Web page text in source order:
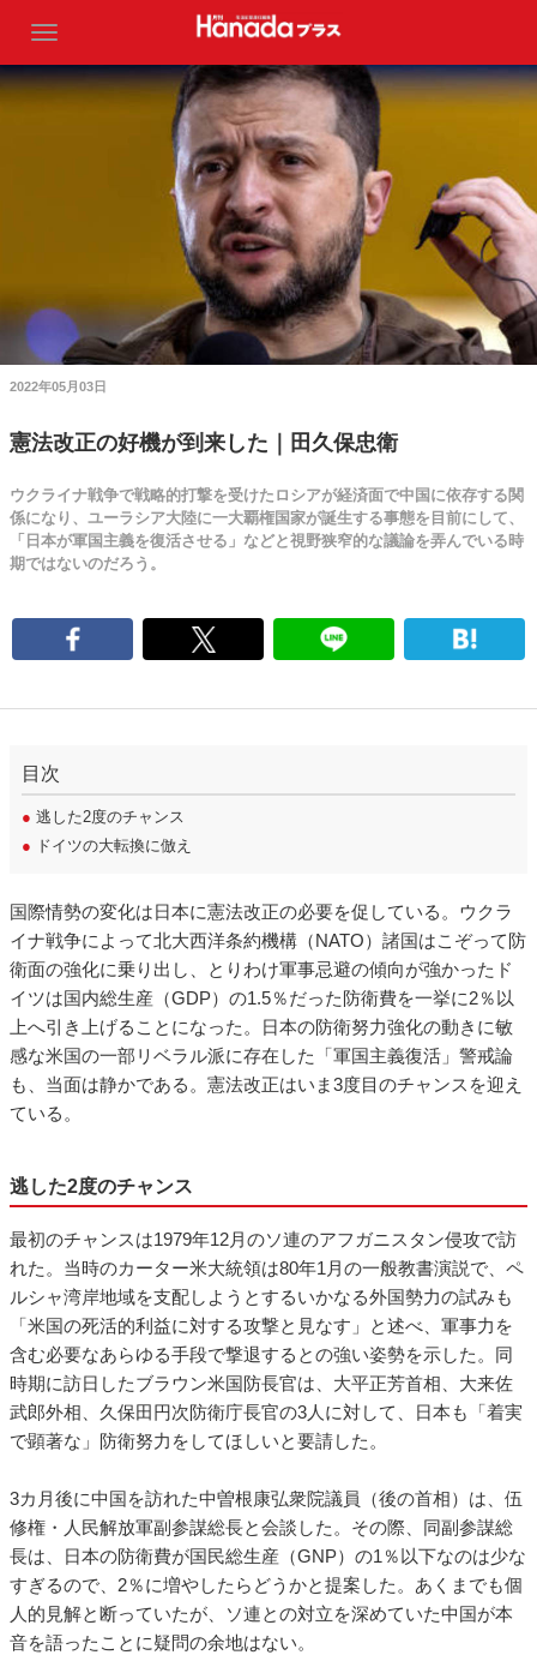
2022年05月03日
憲法改正の好機が到来した｜田久保忠衛
ウクライナ戦争で戦略的打撃を受けたロシアが経済面で中国に依存する関
係になり、ユーラシア大陸に一大覇権国家が誕生する事態を目前にして、
「日本が軍国主義を復活させる」などと視野狭窄的な議論を弄んでいる時
期ではないのだろう。
目次
● 逃した2度のチャンス
● ドイツの大転換に倣え
国際情勢の変化は日本に憲法改正の必要を促している。ウクラ
イナ戦争によって北大西洋条約機構（NATO）諸国はこぞって防
衛面の強化に乗り出し、とりわけ軍事忌避の傾向が強かったド
イツは国内総生産（GDP）の1.5％だった防衛費を一挙に2％以
上へ引き上げることになった。日本の防衛努力強化の動きに敏
感な米国の一部リベラル派に存在した「軍国主義復活」警戒論
も、当面は静かである。憲法改正はいま3度目のチャンスを迎え
ている。
逃した2度のチャンス
最初のチャンスは1979年12月のソ連のアフガニスタン侵攻で訪
れた。当時のカーター米大統領は80年1月の一般教書演説で、ペ
ルシャ湾岸地域を支配しようとするいかなる外国勢力の試みも
「米国の死活的利益に対する攻撃と見なす」と述べ、軍事力を
含む必要なあらゆる手段で撃退するとの強い姿勢を示した。同
時期に訪日したブラウン米国防長官は、大平正芳首相、大来佐
武郎外相、久保田円次防衛庁長官の3人に対して、日本も「着実
で顕著な」防衛努力をしてほしいと要請した。
3カ月後に中国を訪れた中曽根康弘衆院議員（後の首相）は、伍
修権・人民解放軍副参謀総長と会談した。その際、同副参謀総
長は、日本の防衛費が国民総生産（GNP）の1％以下なのは少な
すぎるので、2％に増やしたらどうかと提案した。あくまでも個
人的見解と断っていたが、ソ連との対立を深めていた中国が本
音を語ったことに疑問の余地はない。